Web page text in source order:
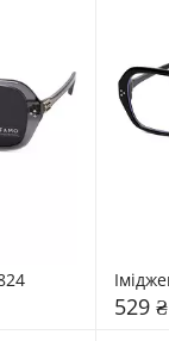
529 ₴